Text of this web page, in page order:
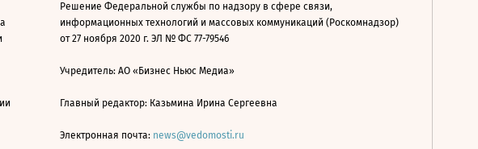
Решение Федеральной службы по надзору в сфере связи,
информационных технологий и массовых коммуникаций (Роскомнадзор)
от 27 ноября 2020 г. ЭЛ № ФС 77-79546
Учредитель: АО «Бизнес Ньюс Медиа»
Главный редактор: Казьмина Ирина Сергеевна
Электронная почта: news@vedomosti.ru